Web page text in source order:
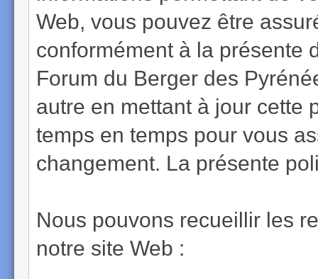
Web, vous pouvez être
conformément à la présente
Forum du Berger des
autre en mettant à jour cette
temps en temps pour vous
changement. La présente
Nous pouvons recueillir les
notre site Web :